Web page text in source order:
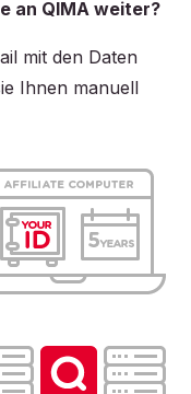
an QIMA weiter?
mit den Daten
Ihnen manuell